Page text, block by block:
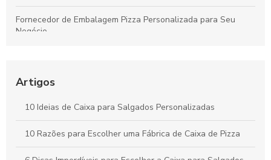
Fornecedor de Embalagem Pizza Personalizada para Seu
Negócio
festa
Como Escolher a Melhor Caixa Pizza Personalizada para Seu
Negócio
Artigos
10 Ideias de Caixa para Salgados Personalizadas
10 Razões para Escolher uma Fábrica de Caixa de Pizza